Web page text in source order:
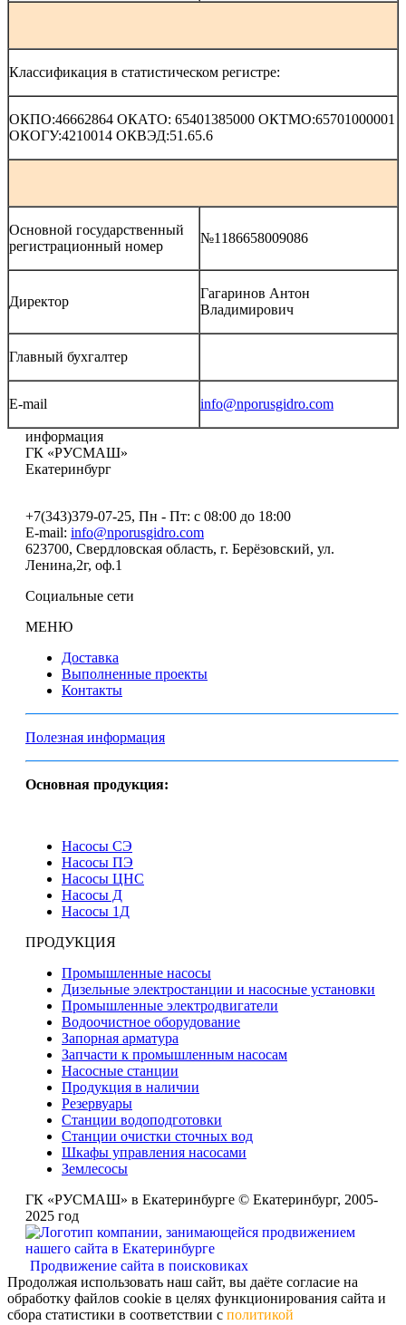
Классификация в статистическом регистре:
ОКПО:46662864 ОКАТО: 65401385000 ОКТМО:65701000001
ОКОГУ:4210014 ОКВЭД:51.65.6
Основной государственный
регистрационный номер
№1186658009086
Директор
Гагаринов Антон
Владимирович
Главный бухгалтер
E-mail info@nporusgidro.com
информация
ГК «РУСМАШ»
Екатеринбург
+7(343)379-07-25, Пн - Пт: с 08:00 до 18:00
E-mail: info@nporusgidro.com
623700, Свердловская область, г. Берёзовский, ул.
Ленина,2г, оф.1
Социальные сети
МЕНЮ
Доставка
Выполненные проекты
Контакты
Полезная информация
Основная продукция:
Насосы СЭ
Насосы ПЭ
Насосы ЦНС
Насосы Д
Насосы 1Д
ПРОДУКЦИЯ
Промышленные насосы
Дизельные электростанции и насосные установки
Промышленные электродвигатели
Водоочистное оборудование
Запорная арматура
Запчасти к промышленным насосам
Насосные станции
Продукция в наличии
Резервуары
Станции водоподготовки
Станции очистки сточных вод
Шкафы управления насосами
Землесосы
ГК «РУСМАШ» в Екатеринбурге © Екатеринбург, 2005-
2025 год
Продвижение сайта в поисковиках
Продолжая использовать наш сайт, вы даёте согласие на
обработку файлов cookie в целях функционирования сайта и
сбора статистики в соответствии с политикой